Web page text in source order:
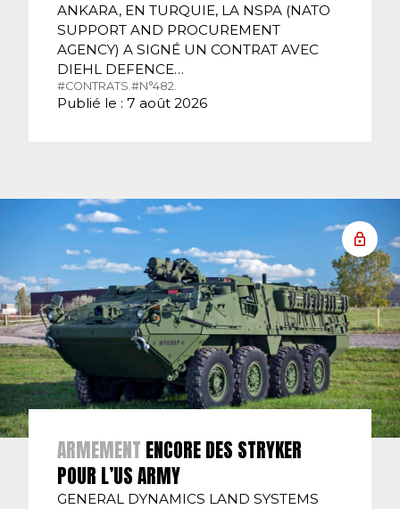
ANKARA, EN TURQUIE, LA NSPA (NATO
SUPPORT AND PROCUREMENT
AGENCY) A SIGNÉ UN CONTRAT AVEC
DIEHL DEFENCE…
#CONTRATS. #N°482.
Publié le : 7 août 2026
ARMEMENT ENCORE DES STRYKER
POUR L’US ARMY
GENERAL DYNAMICS LAND SYSTEMS